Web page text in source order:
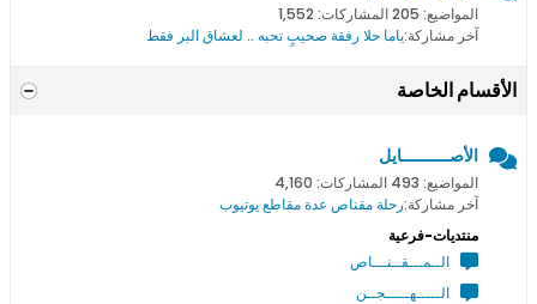
المواضيع: 205 المشاركات: 1,552
آخر مشاركة:ياما حلا رفقة صحيبٍ تحبه .. لعشاق البر فقط
الأقسام الخاصة
الأصــــــــــايل
المواضيع: 493 المشاركات: 4,160
آخر مشاركة:رحلة مقناص عدة مقاطع يوتيوب
منتديات-فرعية
الــمـــقــنـــاص
الـــــهـــــجــن